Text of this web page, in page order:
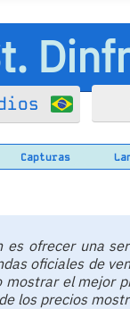
Capturas
es ofrecer una
oficiales de
el mejor
los precios